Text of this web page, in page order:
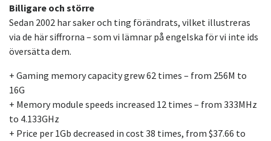
Billigare och större
Sedan 2002 har saker och ting förändrats, vilket illustreras
via de här siffrorna – som vi lämnar på engelska för vi inte ids
översätta dem.
+ Gaming memory capacity grew 62 times – from 256M to
16G
+ Memory module speeds increased 12 times – from 333MHz
to 4.133GHz
+ Price per 1Gb decreased in cost 38 times, from $37.66 to